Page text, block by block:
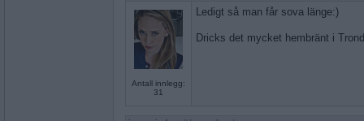
Antall innlegg:
31
Ledigt så man får sova länge:)
Dricks det mycket hembränt i